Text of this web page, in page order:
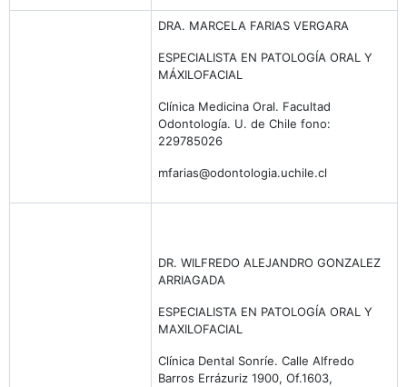
DRA. MARCELA FARIAS VERGARA
ESPECIALISTA EN PATOLOGÍA ORAL Y
MÁXILOFACIAL
Clínica Medicina Oral. Facultad
Odontología. U. de Chile fono:
229785026
mfarias@odontologia.uchile.cl
DR. WILFREDO ALEJANDRO GONZALEZ
ARRIAGADA
ESPECIALISTA EN PATOLOGÍA ORAL Y
MAXILOFACIAL
Clínica Dental Sonríe. Calle Alfredo
Barros Errázuriz 1900, Of.1603,